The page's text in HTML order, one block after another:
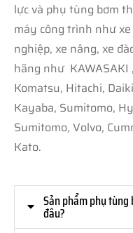
lực và phụ tùng bơm
máy công trình như
nghiệp, xe nâng, xe
hãng như KAWASAKI
Komatsu, Hitachi,
Kayaba, Sumitomo,
Sumitomo, Volvo,
Kato.
Sản phẩm phụ tùng
đâu?